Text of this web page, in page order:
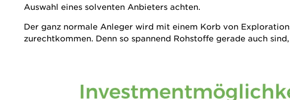
Auswahl eines solventen Anbieters achten.
Der ganz normale Anleger wird mit einem Korb von
zurechtkommen. Denn so spannend Rohstoffe gerade auch